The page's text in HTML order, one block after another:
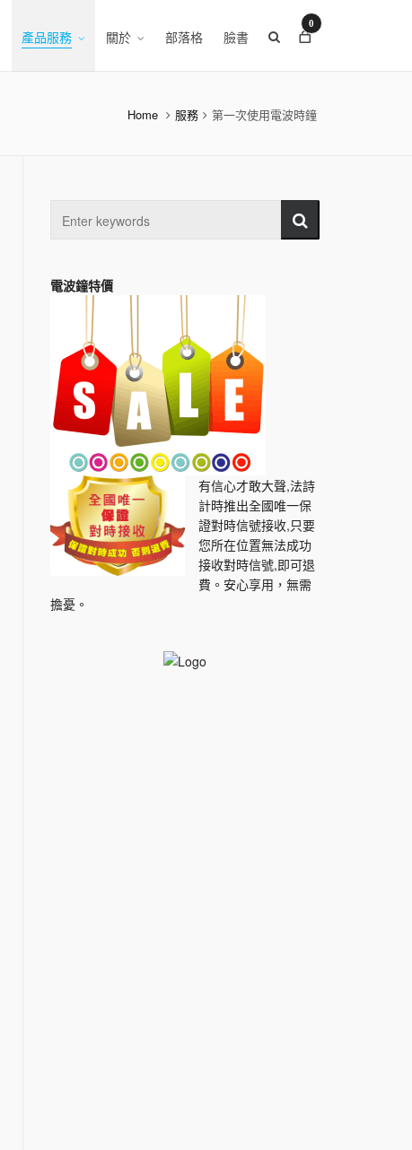
產品服務 關於 部落格 臉書
0
Home 服務 第一次使用電波時鐘
電波鐘特價
有信心才敢大聲,法詩
計時推出全國唯一保
證對時信號接收,只要
您所在位置無法成功
接收對時信號,即可退
費。安心享用，無需
擔憂。